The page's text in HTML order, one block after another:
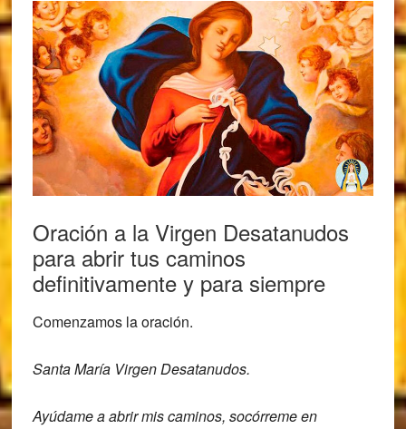
Oración a la Virgen Desatanudos
para abrir tus caminos
definitivamente y para siempre
Comenzamos la oración.
Santa María Virgen Desatanudos.
Ayúdame aabrir mis caminos, socórreme en